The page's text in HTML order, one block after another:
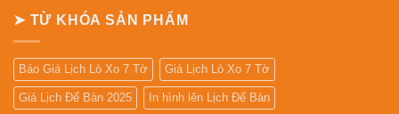
Gỗ
2027
➤ TỪ KHÓA SẢN PHẨM
Báo Giá Lịch Lò Xo 7 Tờ Giá Lịch Lò Xo 7 Tờ
Giá Lịch Để Bàn 2025 In hình lên Lịch Để Bàn